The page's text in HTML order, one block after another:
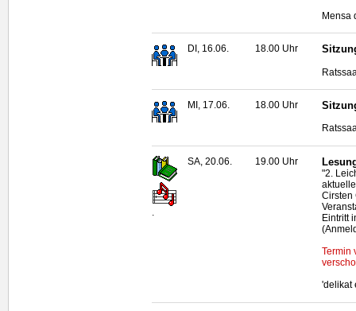
Mensa
DI, 16.06. 18.00 Uhr
MI, 17.06. 18.00 Uhr
.
SA, 20.06. 19.00 Uhr
"2.
Cirsten
Eintritt
Termin
'delikat